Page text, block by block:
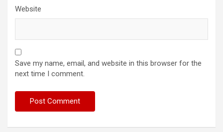
Website
Save my name, email, and website in this browser for the
next time I comment.